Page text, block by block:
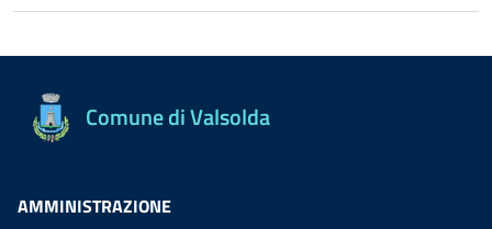
Comune di Valsolda
AMMINISTRAZIONE